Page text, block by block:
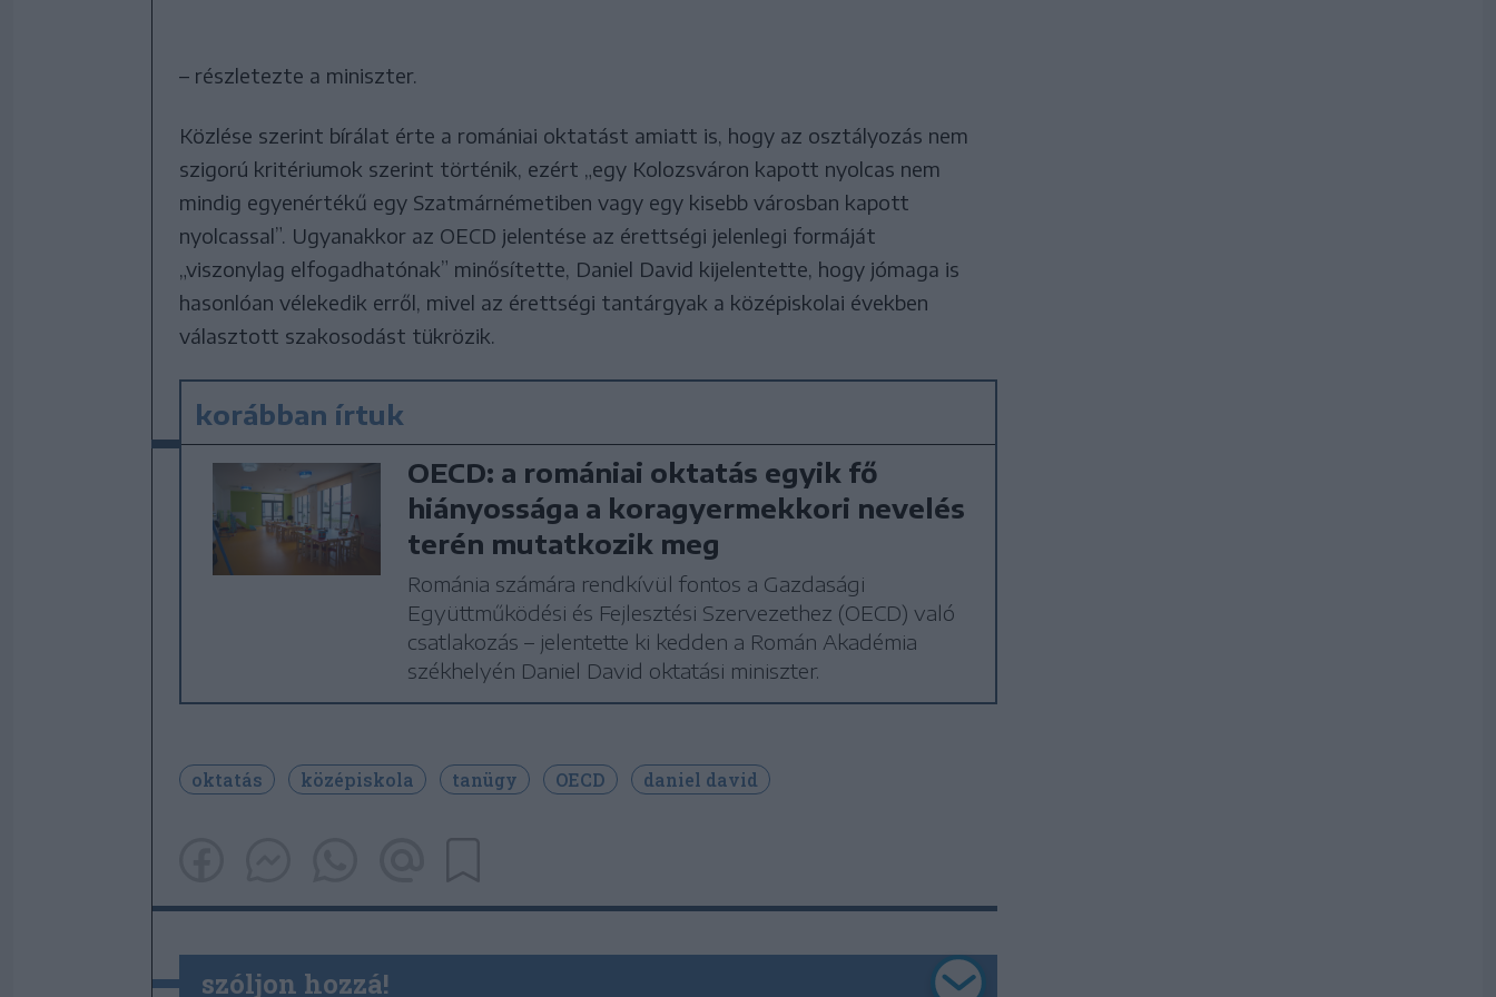
– részletezte a miniszter.
Közlése szerint bírálat érte a romániai oktatást amiatt is, hogy az osztályozás nem
szigorú kritériumok szerint történik, ezért „egy Kolozsváron kapott nyolcas nem
mindig egyenértékű egy Szatmárnémetiben vagy egy kisebb városban kapott
nyolcassal”. Ugyanakkor az OECD jelentése az érettségi jelenlegi formáját
„viszonylag elfogadhatónak” minősítette, Daniel David kijelentette, hogy jómaga is
hasonlóan vélekedik erről, mivel az érettségi tantárgyak a középiskolai években
választott szakosodást tükrözik.
korábban írtuk
OECD: a romániai oktatás egyik fő
hiányossága a koragyermekkori nevelés
terén mutatkozik meg
Románia számára rendkívül fontos a Gazdasági
Együttműködési és Fejlesztési Szervezethez (OECD) való
csatlakozás – jelentette ki kedden a Román Akadémia
székhelyén Daniel David oktatási miniszter.
oktatás középiskola tanügy OECD daniel david
szóljon hozzá!